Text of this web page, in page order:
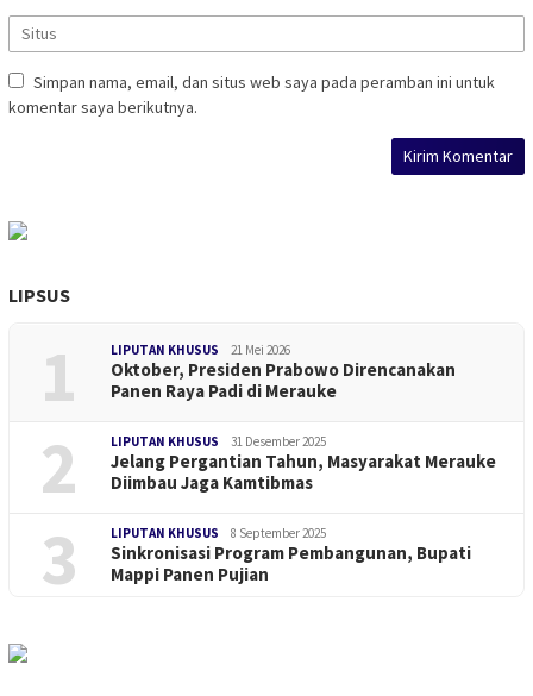
Simpan nama, email, dan situs web saya pada peramban ini untuk
komentar saya berikutnya.
LIPSUS
1 LIPUTAN KHUSUS 21 Mei 2026
Oktober, Presiden Prabowo Direncanakan
Panen Raya Padi di Merauke
2 LIPUTAN KHUSUS 31 Desember 2025
Jelang Pergantian Tahun, Masyarakat Merauke
Diimbau Jaga Kamtibmas
3 LIPUTAN KHUSUS 8 September 2025
Sinkronisasi Program Pembangunan, Bupati
Mappi Panen Pujian